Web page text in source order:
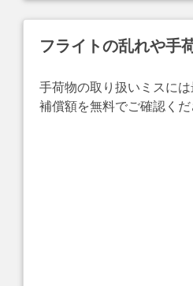
フライトの乱れや手
手荷物の取り扱いミスに
補償額を無料でご確認くだ